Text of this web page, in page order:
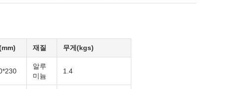
재질 무게(kgs)
알루
미늄
1.4